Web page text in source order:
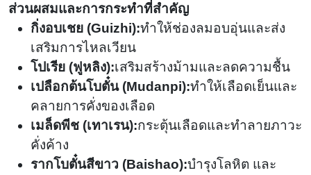
ส่วนผสมและการกระทำที่สำคัญ
กิ่งอบเชย (Guizhi):ทำให้ช่องลมอบอุ่นและส่ง
เสริมการไหลเวียน
โปเรีย (ฟูหลิง):เสริมสร้างม้ามและลดความชื้น
เปลือกต้นโบตั๋น (Mudanpi):ทำให้เลือดเย็นและ
คลายการคั่งของเลือด
เมล็ดพีช (เทาเรน):กระตุ้นเลือดและทำลายภาวะ
คั่งค้าง
รากโบตั๋นสีขาว (Baishao):บำรุงโลหิต และ